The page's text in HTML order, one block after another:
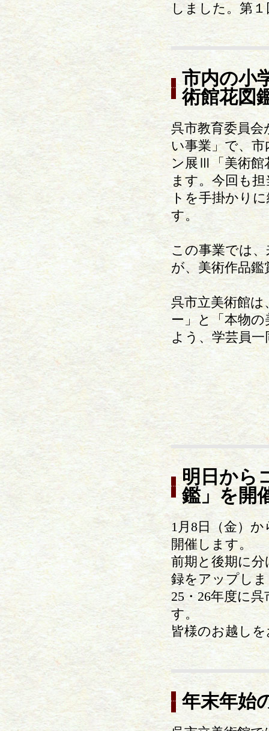
しました。第
市内の小
術館花図
呉市教育委員
い事業」で、
ン展Ⅲ「美術館
ます。今回も
トを手掛かり
す。
この事業では
が、美術作品
呉市立美術館
ー」と「本物
よう、学芸員
明日から
鑑」を開
1月8日（金）
開催します。
前期と後期に
録をアップし
25・26年度に
す。
皆様のお越し
年末年始